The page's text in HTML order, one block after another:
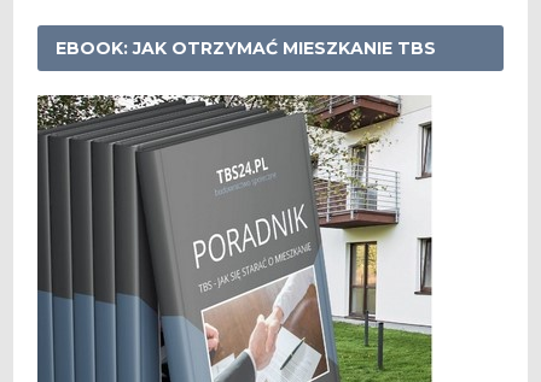
EBOOK: JAK OTRZYMAĆ MIESZKANIE TBS